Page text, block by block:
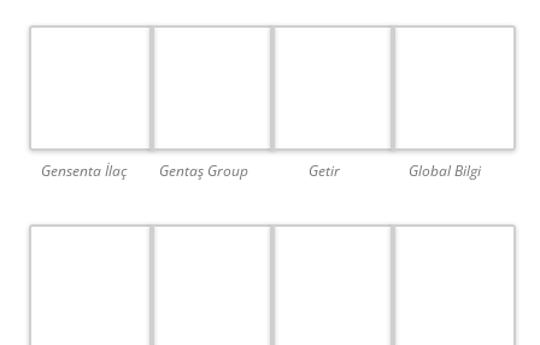
Gensenta İlaç Gentaş Group Getir Global Bilgi